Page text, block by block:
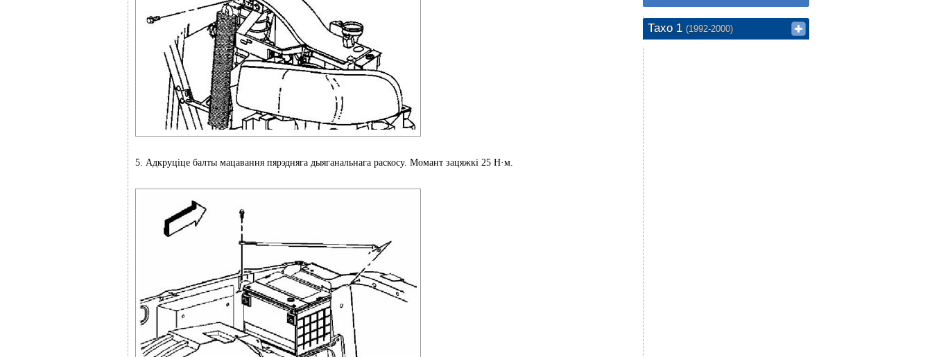
5. Адкруціце балты мацавання пярэдняга дыяганальнага раскосу. Момант зацяжкі 25 Н·м.
Тахо 1 (1992-2000)